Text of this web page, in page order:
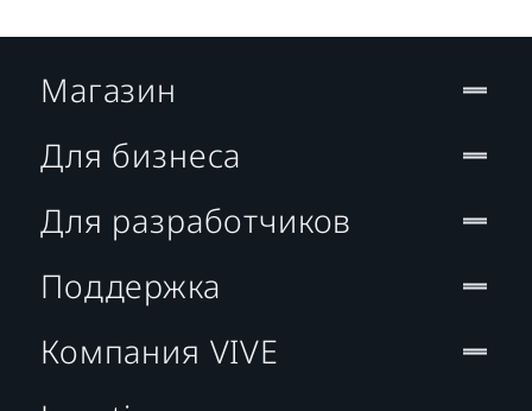
Магазин
Для бизнеса
Для разработчиков
Поддержка
Компания VIVE